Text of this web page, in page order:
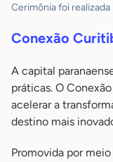
Cerimônia foi
Conexão
A capital
práticas. O
acelerar a
destino mais
Promovida por